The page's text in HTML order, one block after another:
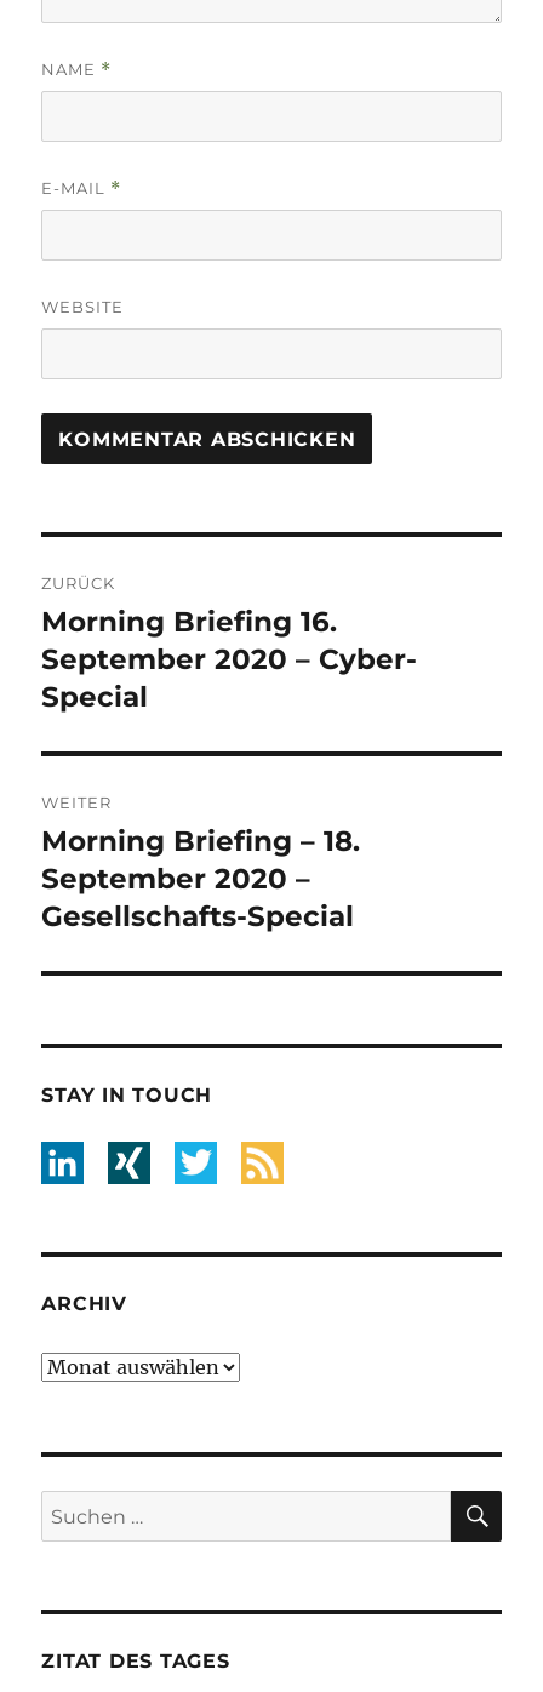
NAME *
E-MAIL *
WEBSITE
Navigation
ZURÜCK
Vorheriger
Beitrag:
Morning Briefing 16.
September 2020 – Cyber-
Special
WEITER
Nächster
Beitrag:
Morning Briefing – 18.
September 2020 –
Gesellschafts-Special
STAY IN TOUCH
ARCHIV
Archiv
Suche
nach:
ZITAT DES TAGES